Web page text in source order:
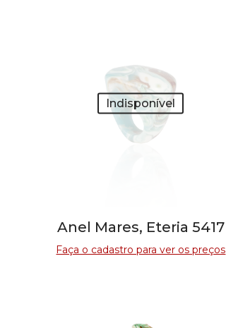
Indisponível
Anel Mares, Eteria 5417
Faça o cadastro para ver os preços